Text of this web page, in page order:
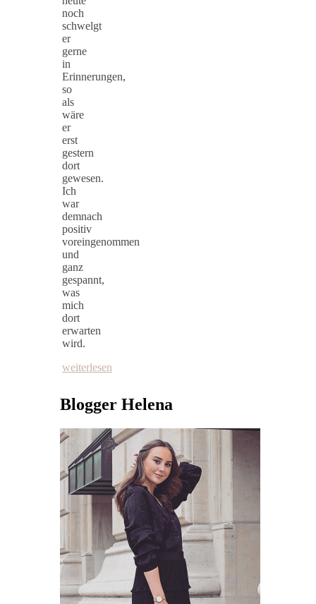
noch
schwelgt
er
gerne
in
Erinnerungen,
so
als
wäre
er
erst
gestern
dort
gewesen.
Ich
war
demnach
positiv
voreingenommen
und
ganz
gespannt,
was
mich
dort
erwarten
wird.
weiterlesen
Blogger Helena